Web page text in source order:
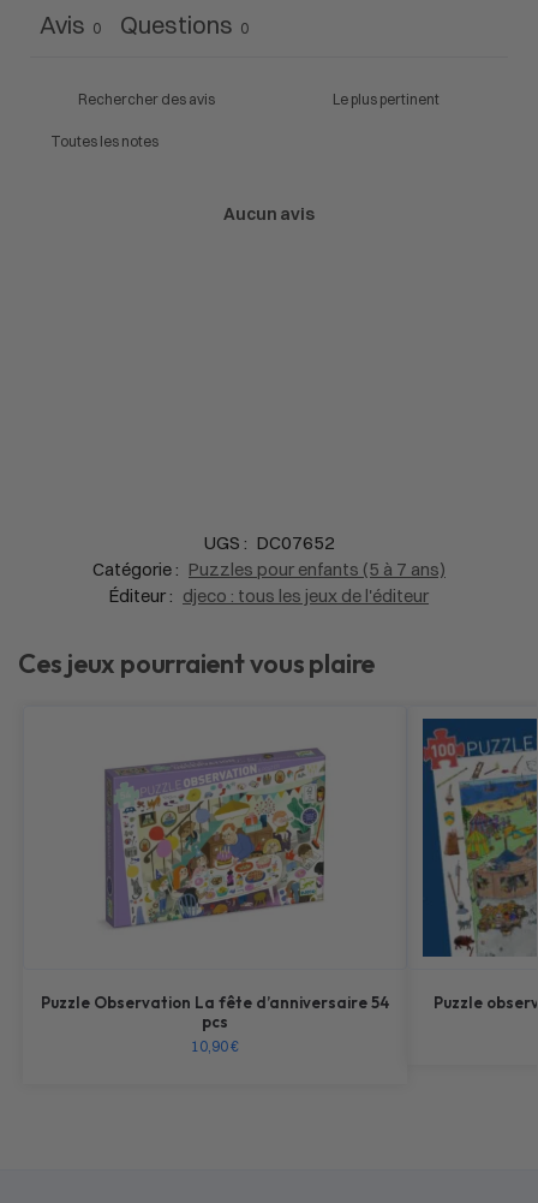
Avis 0 Questions 0
Aucun avis
UGS : DC07652
Catégorie : Puzzles pour enfants (5 à 7 ans)
Éditeur : djeco : tous les jeux de l'éditeur
Ces jeux pourraient vous plaire
Puzzle Observation La fête d’anniversaire 54
pcs
10,90€
Puzzle